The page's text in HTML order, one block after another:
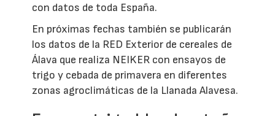
con datos de toda España.
En próximas fechas también se publicarán
los datos de la RED Exterior de cereales de
Álava que realiza NEIKER con ensayos de
trigo y cebada de primavera en diferentes
zonas agroclimáticas de la Llanada Alavesa.